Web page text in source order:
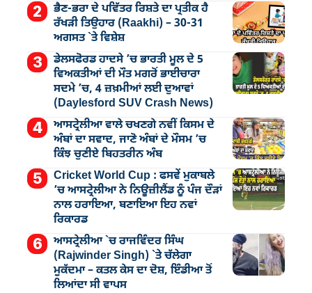
ਭੈਣ-ਭਰਾ ਦੇ ਪਵਿੱਤਰ ਰਿਸ਼ਤੇ ਦਾ ਪ੍ਰਤੀਕ ਹੈ
ਰੱਖੜੀ ਤਿਉਹਾਰ (Raakhi) – 30-31
ਅਗਸਤ `ਤੇ ਵਿਸ਼ੇਸ਼
ਡੇਲਸਫੋਰਡ ਹਾਦਸੇ ’ਚ ਭਾਰਤੀ ਮੂਲ ਦੇ 5
ਵਿਅਕਤੀਆਂ ਦੀ ਮੌਤ ਮਗਰੋਂ ਭਾਈਚਾਰਾ
ਸਦਮੇ ’ਚ, 4 ਜ਼ਖ਼ਮੀਆਂ ਲਈ ਦੁਆਵਾਂ
(Daylesford SUV Crash News)
ਆਸਟ੍ਰੇਲੀਆ ਵਾਲੇ ਚਖਣਗੇ ਨਵੀਂ ਕਿਸਮ ਦੇ
ਅੰਬਾਂ ਦਾ ਸਵਾਦ, ਜਾਣੋ ਅੰਬਾਂ ਦੇ ਮੌਸਮ ’ਚ
ਕਿੰਝ ਚੁਣੀਏ ਬਿਹਤਰੀਨ ਅੰਬ
Cricket World Cup : ਫਸਵੇਂ ਮੁਕਾਬਲੇ
’ਚ ਆਸਟ੍ਰੇਲੀਆ ਨੇ ਨਿਊਜ਼ੀਲੈਂਡ ਨੂੰ ਪੰਜ ਦੌੜਾਂ
ਨਾਲ ਹਰਾਇਆ, ਬਣਾਇਆ ਇਹ ਨਵਾਂ
ਰਿਕਾਰਡ
ਆਸਟ੍ਰੇਲੀਆ `ਚ ਰਾਜਵਿੰਦਰ ਸਿੰਘ
(Rajwinder Singh) `ਤੇ ਚੱਲੇਗਾ
ਮੁੁਕੱਦਮਾ – ਕਤਲ ਕੇਸ ਦਾ ਦੋਸ਼, ਇੰਡੀਆ ਤੋਂ
ਲਿਆਂਦਾ ਸੀ ਵਾਪਸ